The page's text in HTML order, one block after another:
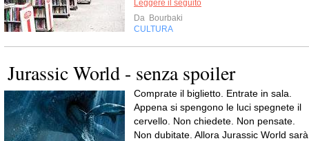
Leggere il seguito
Da Bourbaki
CULTURA
Jurassic World - senza spoiler
Comprate il biglietto. Entrate in sala.
Appena si spengono le luci spegnete il
cervello. Non chiedete. Non pensate.
Non dubitate. Allora Jurassic World sarà